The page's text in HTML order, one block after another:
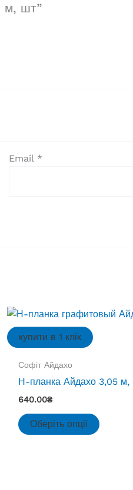
м, шт”
Email *
купити в 1 клік
Софіт Айдахо
Н-планка Айдахо 3,05 м,
640.00₴
Оберіть опції
товар